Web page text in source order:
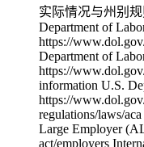
实际情况与州别
Department of
https://
Department of
https://
information U.S.
https://
regulations/laws/
Large Employer
act/employers